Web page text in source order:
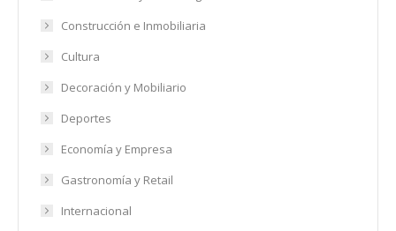
Construcción e Inmobiliaria
Cultura
Decoración y Mobiliario
Deportes
Economía y Empresa
Gastronomía y Retail
Internacional